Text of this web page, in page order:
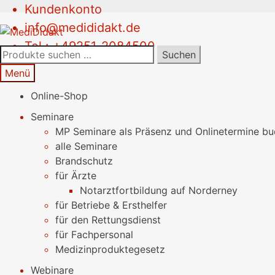
Kundenkonto
info@medididakt.de
Tel.: +49251-2084500
Navigation
springen
zum
Inhalt
Suchen
nach:
Suchen
Menü
Online-Shop
Seminare
MP Seminare als Präsenz und Onlinetermine
alle Seminare
Brandschutz
für Ärzte
Notarztfortbildung auf Norderney
für Betriebe & Ersthelfer
für den Rettungsdienst
für Fachpersonal
Medizinproduktegesetz
Webinare